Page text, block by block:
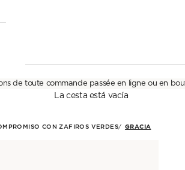
de toute commande passée en ligne ou en
La cesta está vacía
CON ZAFIROS VERDES GRACIA